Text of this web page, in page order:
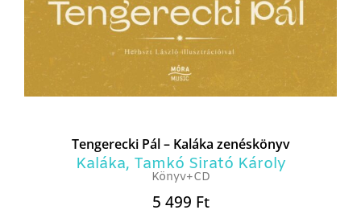
Tengerecki Pál – Kaláka zenéskönyv
Kaláka, Tamkó Sirató Károly
Könyv+CD
5 499 Ft